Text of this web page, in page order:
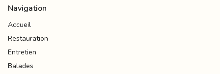
Navigation
Accueil
Restauration
Entretien
Balades